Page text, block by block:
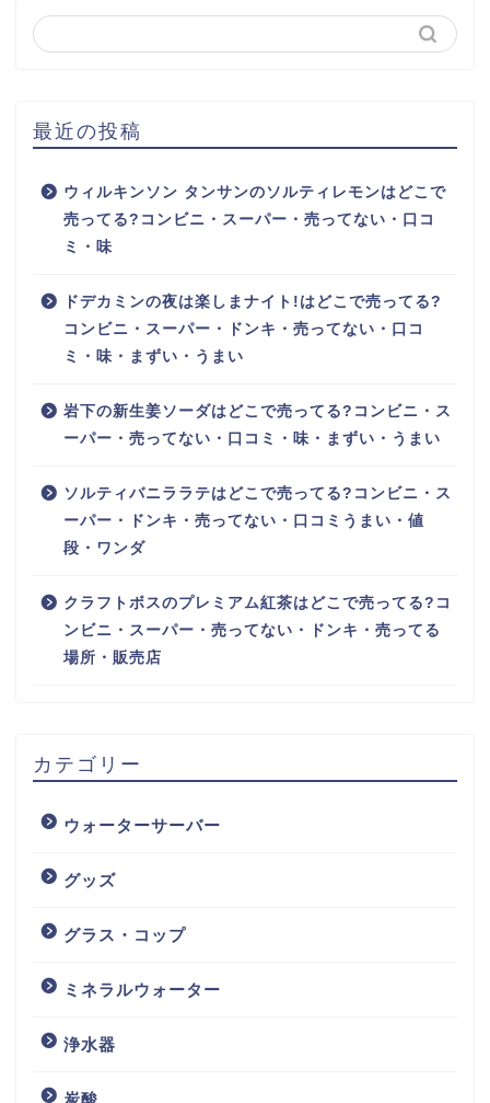
最近の投稿
ウィルキンソン タンサンのソルティレモンはどこで
売ってる?コンビニ・スーパー・売ってない・口コ
ミ・味
ドデカミンの夜は楽しまナイト!はどこで売ってる?
コンビニ・スーパー・ドンキ・売ってない・口コ
ミ・味・まずい・うまい
岩下の新生姜ソーダはどこで売ってる?コンビニ・ス
ーパー・売ってない・口コミ・味・まずい・うまい
ソルティバニララテはどこで売ってる?コンビニ・ス
ーパー・ドンキ・売ってない・口コミうまい・値
段・ワンダ
クラフトボスのプレミアム紅茶はどこで売ってる?コ
ンビニ・スーパー・売ってない・ドンキ・売ってる
場所・販売店
カテゴリー
ウォーターサーバー
グッズ
グラス・コップ
ミネラルウォーター
浄水器